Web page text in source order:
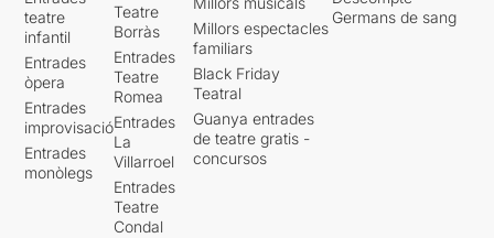
teatre
infantil
Entrades
òpera
Entrades
improvisació
Entrades
monòlegs
Teatre
Borràs
Entrades
Teatre
Romea
Entrades
La
Villarroel
Entrades
Teatre
Condal
Millors espectacles
familiars
Black Friday
Teatral
Guanya entrades
de teatre gratis -
concursos
Germans de sang